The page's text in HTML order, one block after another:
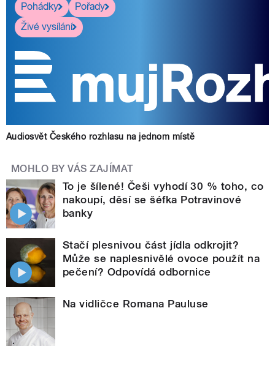
Pohádky
Pořady
Živé vysílání
Audiosvět Českého rozhlasu na jednom místě
MOHLO BY VÁS ZAJÍMAT
To je šílené! Češi vyhodí 30 % toho, co
nakoupí, děsí se šéfka Potravinové
banky
Stačí plesnivou část jídla odkrojit?
Může se naplesnivělé ovoce použít na
pečení? Odpovídá odbornice
Na vidličce Romana Pauluse